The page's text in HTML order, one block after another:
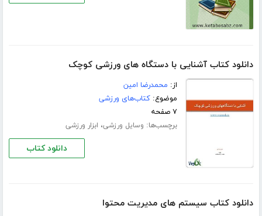
دانلود کتاب آشنایی با دستگاه های ورزشی کوچک
از: محمدرضا امین
موضوع:کتاب‌های ورزشی
۷ صفحه
برچسب‌ها: وسایل ورزشی، ابزار ورزشی
دانلود کتاب
دانلود کتاب سیستم های مدیریت محتوا